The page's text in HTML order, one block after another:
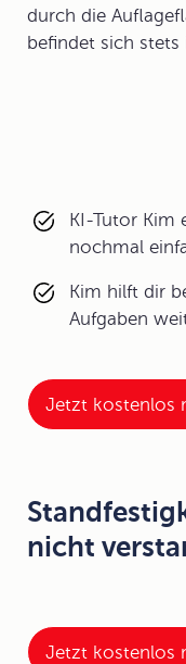
durch die
befindet sich
KI-Tutor Kim
nochmal
Kim hilft dir
Aufgaben
Jetzt kostenlos
nicht
Jetzt kostenlos